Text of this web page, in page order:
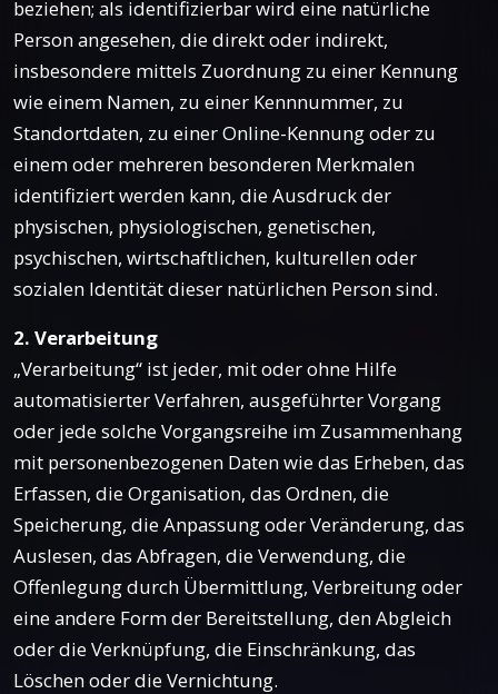
beziehen; als identifizierbar wird eine natürliche
Person angesehen, die direkt oder indirekt,
insbesondere mittels Zuordnung zu einer Kennung
wie einem Namen, zu einer Kennnummer, zu
Standortdaten, zu einer Online-Kennung oder zu
einem oder mehreren besonderen Merkmalen
identifiziert werden kann, die Ausdruck der
physischen, physiologischen, genetischen,
psychischen, wirtschaftlichen, kulturellen oder
sozialen Identität dieser natürlichen Person sind.
2. Verarbeitung
„Verarbeitung“ ist jeder, mit oder ohne Hilfe
automatisierter Verfahren, ausgeführter Vorgang
oder jede solche Vorgangsreihe im Zusammenhang
mit personenbezogenen Daten wie das Erheben, das
Erfassen, die Organisation, das Ordnen, die
Speicherung, die Anpassung oder Veränderung, das
Auslesen, das Abfragen, die Verwendung, die
Offenlegung durch Übermittlung, Verbreitung oder
eine andere Form der Bereitstellung, den Abgleich
oder die Verknüpfung, die Einschränkung, das
Löschen oder die Vernichtung.